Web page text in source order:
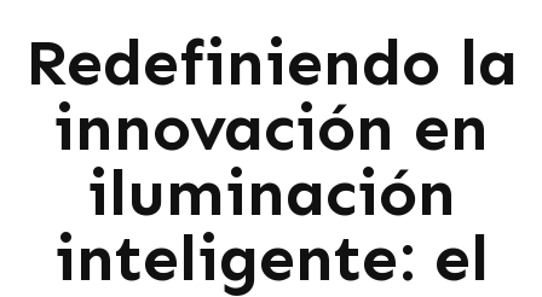
Redefiniendo la
innovación en
iluminación
inteligente: el